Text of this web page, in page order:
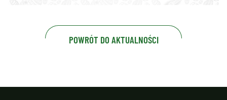
POWRÓT DO AKTUALNOŚCI